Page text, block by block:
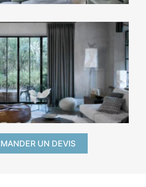
UN DEVIS